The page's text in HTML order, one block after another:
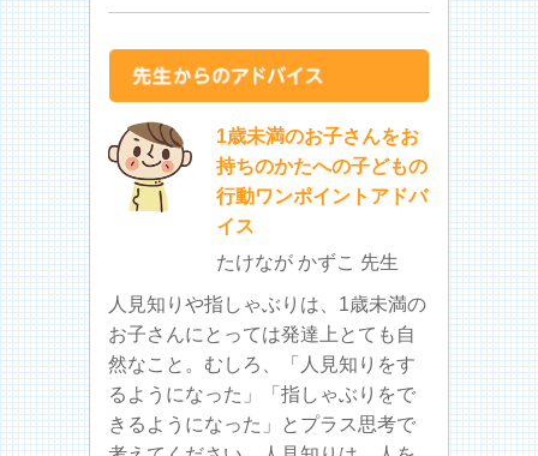
1歳未満のお子さんをお
持ちのかたへの子どもの
行動ワンポイントアドバ
イス
たけなが かずこ 先生
人見知りや指しゃぶりは、1歳未満の
お子さんにとっては発達上とても自
然なこと。むしろ、「人見知りをす
るようになった」「指しゃぶりをで
きるようになった」とプラス思考で